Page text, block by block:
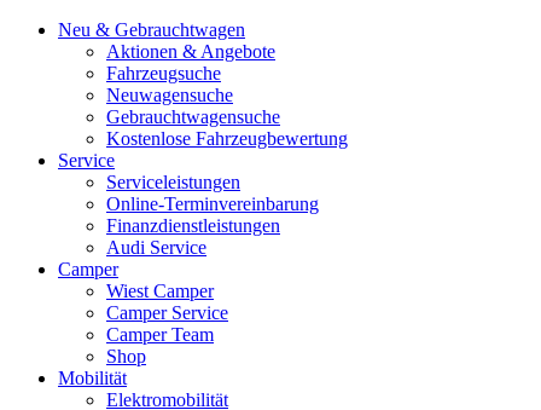
Neu & Gebrauchtwagen
Aktionen & Angebote
Fahrzeugsuche
Neuwagensuche
Gebrauchtwagensuche
Kostenlose Fahrzeugbewertung
Service
Serviceleistungen
Online-Terminvereinbarung
Finanzdienstleistungen
Audi Service
Camper
Wiest Camper
Camper Service
Camper Team
Shop
Mobilität
Elektromobilität